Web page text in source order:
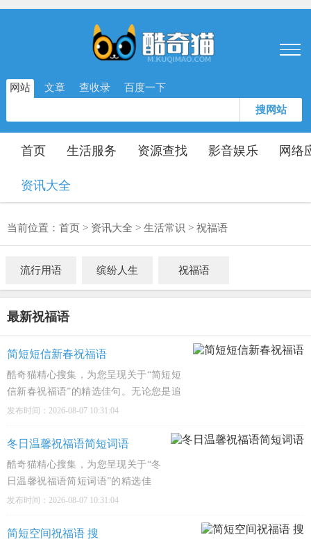
网站 文章 查收录 百度一下
搜网站
首页 生活服务 资源查找 影音娱乐 网络
资讯大全
当前位置： 首页 > 资讯大全 > 生活常识 > 祝福语
流行用语 缤纷人生 祝福语
最新祝福语
简短短信新春祝福语
酷奇猫精心搜集，为您呈现关于“简短短
信新春祝福语”的精选佳句。无论您是追
寻心灵慰藉、感悟人生哲理，还是深入文
陪伴您的每一个精彩瞬间。1、新春到，
福气闹，你家的饺子香得让我口水直
发布时间：2026-08-07 10:31:04
冬日温馨祝福语简短词语
酷奇猫精心搜集，为您呈现关于“冬
日温馨祝福语简短词语”的精选佳
句。无论您是追寻心灵慰藉、感悟人
有触动心弦的经典之作，陪伴您的每
发布时间：2026-08-07 10:31:04
简短空间祝福语 搜